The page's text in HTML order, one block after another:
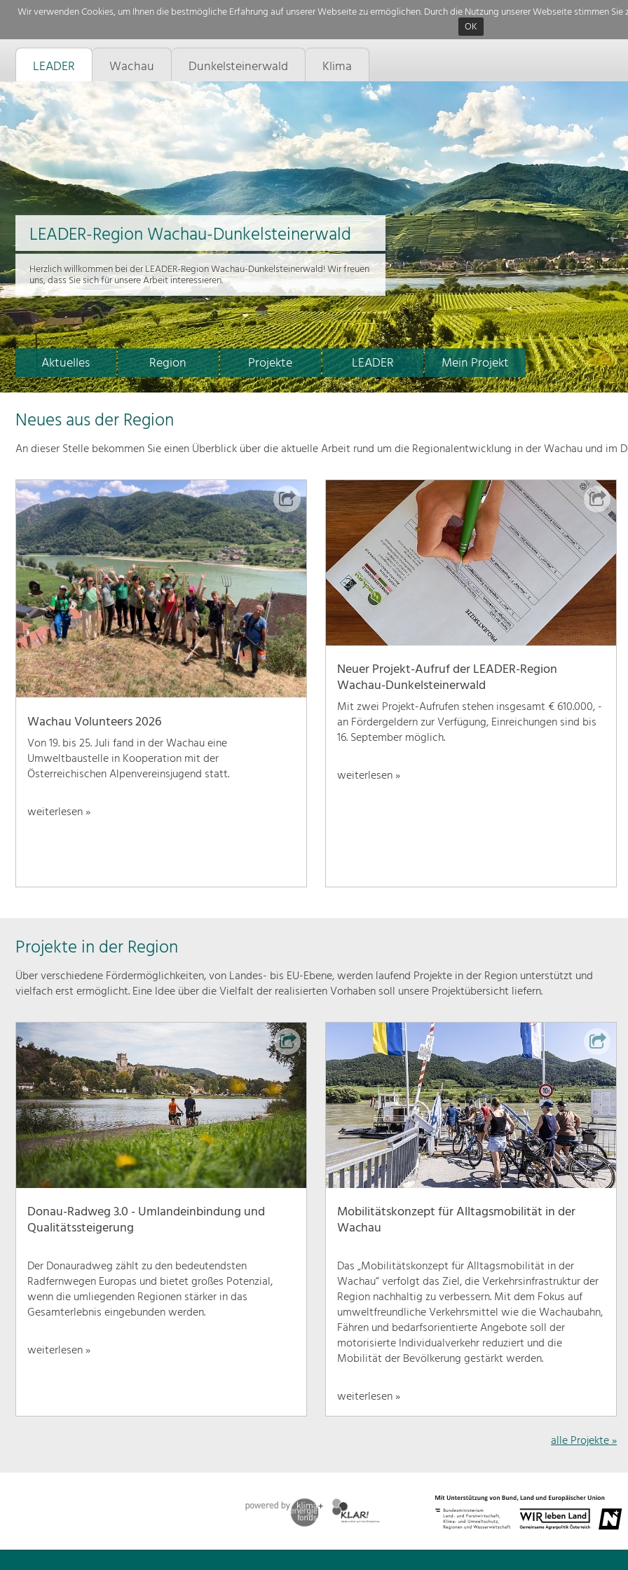
Wir verwenden Cookies, um Ihnen die bestmögliche Erfahrung auf unserer Webseite zu ermöglichen. Durch die Nutzung unserer Webseite stimmen
OK
LEADER Wachau Dunkelsteinerwald Klima
Aktuelles Region Projekte LEADER Mein Projekt
LEADER-Region Wachau-Dunkelsteinerwald
Herzlich willkommen bei der LEADER-Region Wachau-Dunkelsteinerwald! Wir freuen
uns, dass Sie sich für unsere Arbeit interessieren.
Neues aus der Region
An dieser Stelle bekommen Sie einen Überblick über die aktuelle Arbeit rund um die Regionalentwicklung in der Wachau und im
Wachau Volunteers 2026
Von 19. bis 25. Juli fand in der Wachau eine
Umweltbaustelle in Kooperation mit der
Österreichischen Alpenvereinsjugend statt.
weiterlesen »
Neuer Projekt-Aufruf der LEADER-Region
Wachau-Dunkelsteinerwald
Mit zwei Projekt-Aufrufen stehen insgesamt € 610.000, -
an Fördergeldern zur Verfügung, Einreichungen sind bis
16. September möglich.
weiterlesen »
Projekte in der Region
Über verschiedene Fördermöglichkeiten, von Landes- bis EU-Ebene, werden laufend Projekte in der Region unterstützt und
vielfach erst ermöglicht. Eine Idee über die Vielfalt der realisierten Vorhaben soll unsere Projektübersicht liefern.
Donau-Radweg 3.0 - Umlandeinbindung und
Qualitätssteigerung
Der Donauradweg zählt zu den bedeutendsten
Radfernwegen Europas und bietet großes Potenzial,
wenn die umliegenden Regionen stärker in das
Gesamterlebnis eingebunden werden.
weiterlesen »
Mobilitätskonzept für Alltagsmobilität in der
Wachau
Das „Mobilitätskonzept für Alltagsmobilität in der
Wachau“ verfolgt das Ziel, die Verkehrsinfrastruktur der
Region nachhaltig zu verbessern. Mit dem Fokus auf
umweltfreundliche Verkehrsmittel wie die Wachaubahn,
Fähren und bedarfsorientierte Angebote soll der
motorisierte Individualverkehr reduziert und die
Mobilität der Bevölkerung gestärkt werden.
weiterlesen »
alle Projekte »